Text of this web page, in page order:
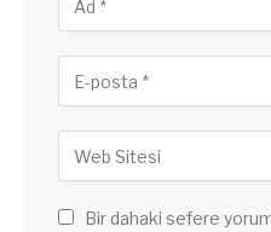
Bir dahaki sefere